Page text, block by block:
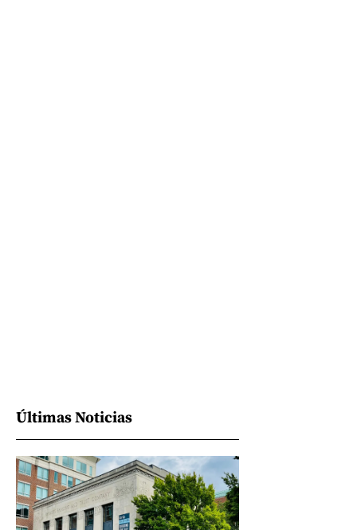
Últimas Noticias